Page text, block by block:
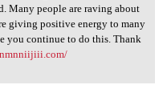
Many people are raving about
giving positive energy to many
you continue to do this. Thank